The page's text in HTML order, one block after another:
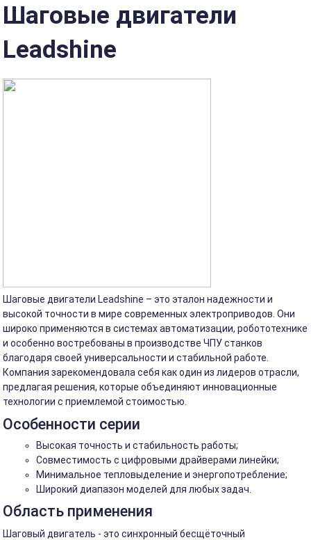
Шаговые двигатели
Leadshine
Шаговые двигатели Leadshine – это эталон надежности и
высокой точности в мире современных электроприводов. Они
широко применяются в системах автоматизации, робототехнике
и особенно востребованы в производстве ЧПУ станков
благодаря своей универсальности и стабильной работе.
Компания зарекомендовала себя как один из лидеров отрасли,
предлагая решения, которые объединяют инновационные
технологии с приемлемой стоимостью.
Особенности серии
Высокая точность и стабильность работы;
Совместимость с цифровыми драйверами линейки;
Минимальное тепловыделение и энергопотребление;
Широкий диапазон моделей для любых задач.
Область применения
Шаговый двигатель - это синхронный бесщёточный